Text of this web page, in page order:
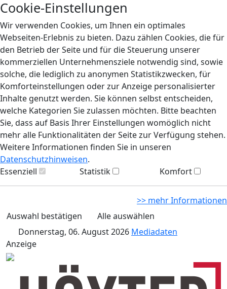
Cookie-Einstellungen
Wir verwenden Cookies, um Ihnen ein optimales
Webseiten-Erlebnis zu bieten. Dazu zählen Cookies, die für
den Betrieb der Seite und für die Steuerung unserer
kommerziellen Unternehmensziele notwendig sind, sowie
solche, die lediglich zu anonymen Statistikzwecken, für
Komforteinstellungen oder zur Anzeige personalisierter
Inhalte genutzt werden. Sie können selbst entscheiden,
welche Kategorien Sie zulassen möchten. Bitte beachten
Sie, dass auf Basis Ihrer Einstellungen womöglich nicht
mehr alle Funktionalitäten der Seite zur Verfügung stehen.
Weitere Informationen finden Sie in unseren
Datenschutzhinweisen.
Essenziell
Statistik Komfort
>> mehr Informationen
Auswahl bestätigen
Alle auswählen
Donnerstag, 06. August 2026 Mediadaten
Anzeige